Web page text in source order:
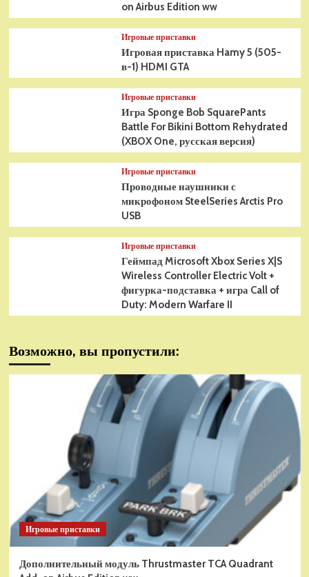
on Airbus Edition ww
Игровые приставки
Игровая приставка Hamy 5 (505-
в-1) HDMI GTA
Игровые приставки
Игра Sponge Bob SquarePants
Battle For Bikini Bottom Rehydrated
(XBOX One, русская версия)
Игровые приставки
Проводные наушники с
микрофоном SteelSeries Arctis Pro
USB
Игровые приставки
Геймпад Microsoft Xbox Series X|S
Wireless Controller Electric Volt +
фигурка-подставка + игра Call of
Duty: Modern Warfare II
Возможно, вы пропустили:
Игровые приставки
Дополнительный модуль Thrustmaster TCA Quadrant